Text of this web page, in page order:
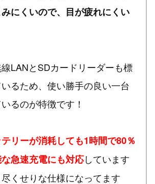
にくいので、目が疲れにくい
LANとSDカードリーダーも標
るため、使い勝手の良い一台
るのが特徴です！
リーが消耗しても1時間で80％
急速充電にも対応しています
くせりな仕様になってます